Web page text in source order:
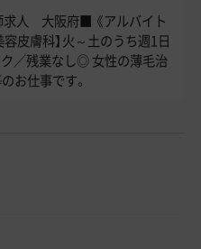
人 大阪府■ 《アルバイト
容皮膚科】火～土のうち週1日
／残業なし◎ 女性の薄毛治
お仕事です。